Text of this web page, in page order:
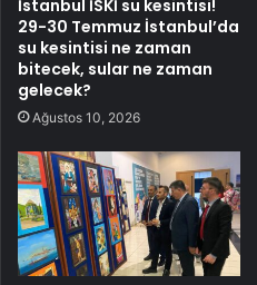
İstanbul İSKİ su kesintisi!
29-30 Temmuz İstanbul’da
su kesintisi ne zaman
bitecek, sular ne zaman
gelecek?
Ağustos 10, 2026